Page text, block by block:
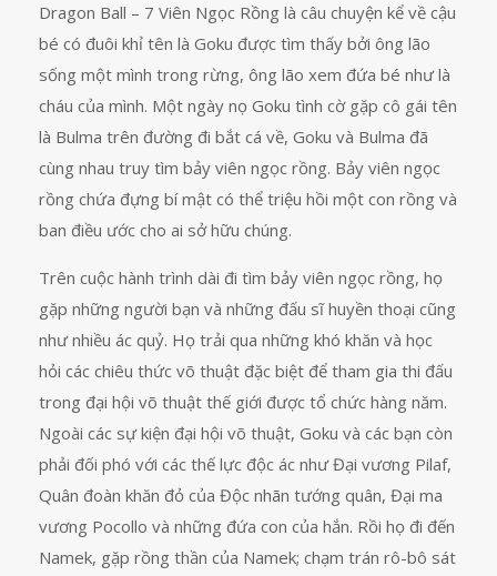
Dragon Ball – 7 Viên Ngọc Rồng là câu chuyện kể về cậu
bé có đuôi khỉ tên là Goku được tìm thấy bởi ông lão
sống một mình trong rừng, ông lão xem đứa bé như là
cháu của mình. Một ngày nọ Goku tình cờ gặp cô gái tên
là Bulma trên đường đi bắt cá về, Goku và Bulma đã
cùng nhau truy tìm bảy viên ngọc rồng. Bảy viên ngọc
rồng chứa đựng bí mật có thể triệu hồi một con rồng và
ban điều ước cho ai sở hữu chúng.
Trên cuộc hành trình dài đi tìm bảy viên ngọc rồng, họ
gặp những người bạn và những đấu sĩ huyền thoại cũng
như nhiều ác quỷ. Họ trải qua những khó khăn và học
hỏi các chiêu thức võ thuật đặc biệt để tham gia thi đấu
trong đại hội võ thuật thế giới được tổ chức hàng năm.
Ngoài các sự kiện đại hội võ thuật, Goku và các bạn còn
phải đối phó với các thế lực độc ác như Đại vương Pilaf,
Quân đoàn khăn đỏ của Độc nhãn tướng quân, Đại ma
vương Pocollo và những đứa con của hắn. Rồi họ đi đến
Namek, gặp rồng thần của Namek; chạm trán rô-bô sát